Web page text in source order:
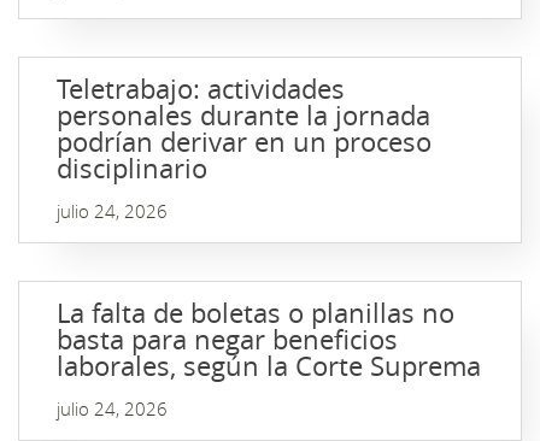
Teletrabajo: actividades
personales durante la jornada
podrían derivar en un proceso
disciplinario
julio 24, 2026
La falta de boletas o planillas no
basta para negar beneficios
laborales, según la Corte Suprema
julio 24, 2026